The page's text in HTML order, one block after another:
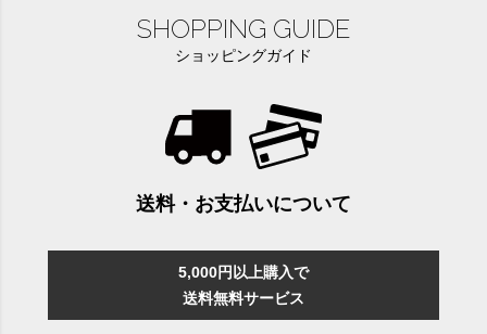
SHOPPING GUIDE
ショッピングガイド
送料・お支払いについて
5,000円以上購入で
送料無料サービス